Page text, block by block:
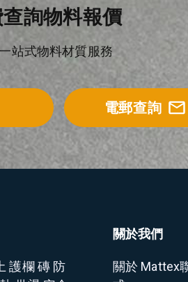
詢物料報價
站式物料材質服務
電郵查詢
護欄 磚 防
關於我們
關於 Mattex